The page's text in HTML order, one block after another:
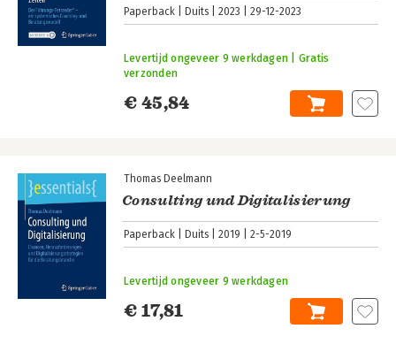
Paperback Duits 2023 29-12-2023
€ 45,84
Levertijd ongeveer 9 werkdagen | Gratis
verzonden
Thomas Deelmann
Consulting und Digitalisierung
Paperback Duits 2019 2-5-2019
€ 17,81
Levertijd ongeveer 9 werkdagen